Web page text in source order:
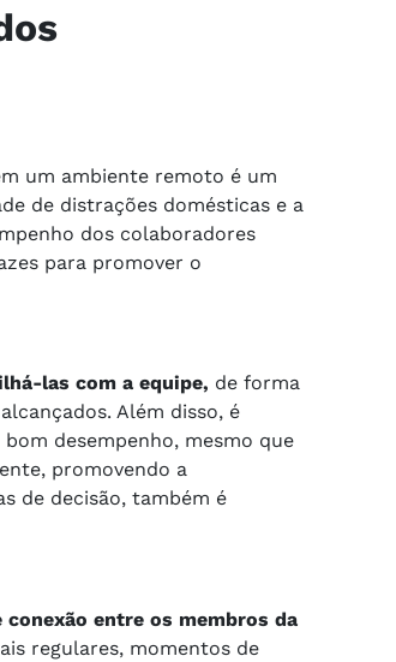
um ambiente remoto é um
de distrações domésticas e a
dos colaboradores
para promover o
las com a equipe, de forma
Além disso, é
desempenho, mesmo que
promovendo a
de decisão, também é
entre os membros da
regulares, momentos de